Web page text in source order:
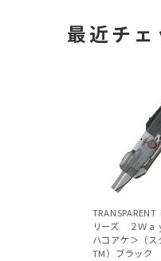
最近チ
リーズ ２Ｗａ
ハコアケ＞（ス
TM）ブラック